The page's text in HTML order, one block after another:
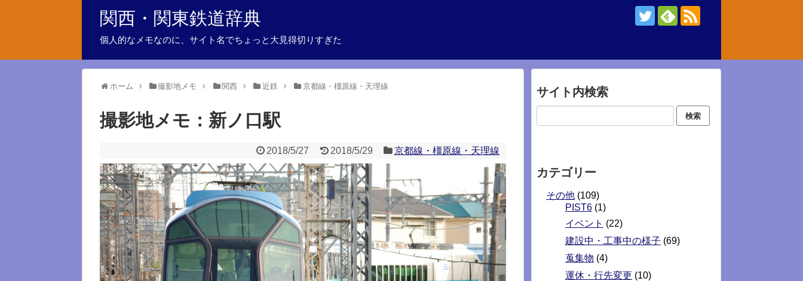
関西・関東鉄道辞典
個人的なメモなのに、サイト名でちょっと大見得切りすぎた
ホーム 撮影地メモ 関西 近鉄 京都線・橿原線・天理線
撮影地メモ：新ノ口駅
2018/5/27 2018/5/29 京都線・橿原線・天理線
サイト内検索
カテゴリー
その他 (109)
PIST6 (1)
イベント (22)
建設中・工事中の様子 (69)
蒐集物 (4)
運休・行先変更 (10)